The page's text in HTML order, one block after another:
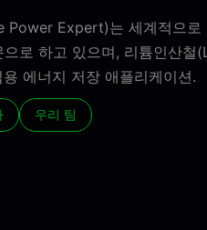
Power Expert)는 세계적으로
로 하고 있으며, 리튬인산철
에너지 저장 애플리케이션.
우리 팀